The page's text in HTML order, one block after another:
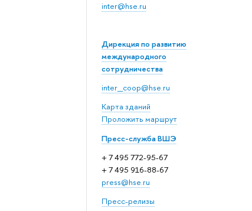
inter@hse.ru
Дирекция по развитию
международного
сотрудничества
inter_coop@hse.ru
Карта зданий
Проложить маршрут
Пресс-служба ВШЭ
+ 7 495 772-95-67
+ 7 495 916-88-67
press@hse.ru
Пресс-релизы